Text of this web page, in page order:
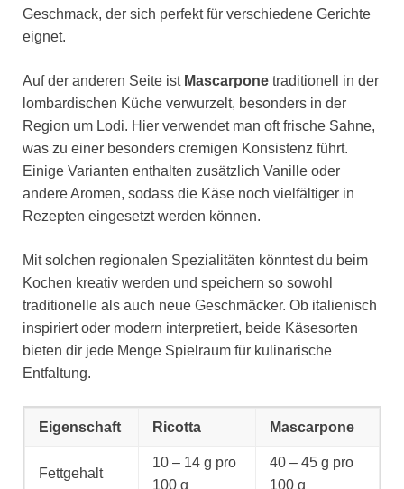
Geschmack, der sich perfekt für verschiedene Gerichte
eignet.
Auf der anderen Seite ist Mascarpone traditionell in der
lombardischen Küche verwurzelt, besonders in der
Region um Lodi. Hier verwendet man oft frische Sahne,
was zu einer besonders cremigen Konsistenz führt.
Einige Varianten enthalten zusätzlich Vanille oder
andere Aromen, sodass die Käse noch vielfältiger in
Rezepten eingesetzt werden können.
Mit solchen regionalen Spezialitäten könntest du beim
Kochen kreativ werden und speichern so sowohl
traditionelle als auch neue Geschmäcker. Ob italienisch
inspiriert oder modern interpretiert, beide Käsesorten
bieten dir jede Menge Spielraum für kulinarische
Entfaltung.
Eigenschaft Ricotta Mascarpone
Fettgehalt
10 – 14 g pro
100 g
40 – 45 g pro
100 g